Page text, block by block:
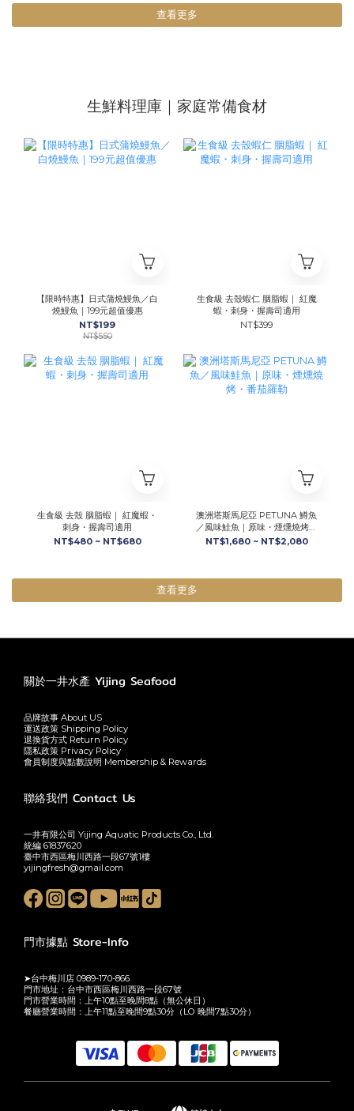
查看更多
生鮮料理庫｜家庭常備食材
【限時特惠】日式蒲燒鰻魚／白
燒鰻魚｜199元超值優惠
NT$199
NT$550
生食級 去殼蝦仁 胭脂蝦｜ 紅魔
蝦・刺身・握壽司適用
NT$399
生食級 去殼 胭脂蝦｜ 紅魔蝦・
刺身・握壽司適用
NT$480 ~ NT$680
澳洲塔斯馬尼亞 PETUNA 鱒魚
／風味鮭魚｜原味・煙燻燒烤・
番茄羅勒
NT$1,680 ~ NT$2,080
查看更多
關於一井水產 Yijing Seafood
品牌故事 About US
運送政策 Shipping Policy
退換貨方式 Return Policy
隱私政策 Privacy Policy
會員制度與點數說明 Membership & Rewards
聯絡我們 Contact Us
一井有限公司 Yijing Aquatic Products Co., Ltd.
統編 61837620
臺中市西區梅川西路一段67號1樓
yijingfresh@gmail.com
門市據點 Store-Info
➤台中梅川店 0989-170-866
門市地址：台中市西區梅川西路一段67號
門市營業時間：上午10點至晚間8點（無公休日）
餐廳營業時間：上午11點至晚間9點30分（LO 晚間7點30分）